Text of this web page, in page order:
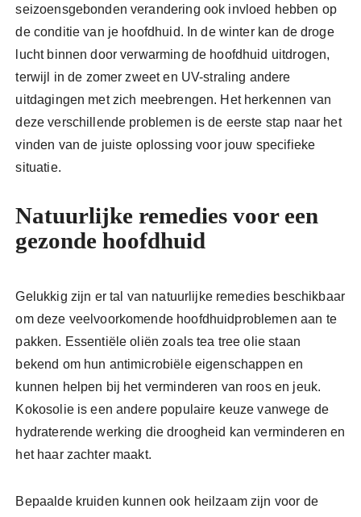
seizoensgebonden verandering ook invloed hebben op
de conditie van je hoofdhuid. In de winter kan de droge
lucht binnen door verwarming de hoofdhuid uitdrogen,
terwijl in de zomer zweet en UV-straling andere
uitdagingen met zich meebrengen. Het herkennen van
deze verschillende problemen is de eerste stap naar het
vinden van de juiste oplossing voor jouw specifieke
situatie.
Natuurlijke remedies voor een
gezonde hoofdhuid
Gelukkig zijn er tal van natuurlijke remedies beschikbaar
om deze veelvoorkomende hoofdhuidproblemen aan te
pakken. Essentiële oliën zoals tea tree olie staan
bekend om hun antimicrobiële eigenschappen en
kunnen helpen bij het verminderen van roos en jeuk.
Kokosolie is een andere populaire keuze vanwege de
hydraterende werking die droogheid kan verminderen en
het haar zachter maakt.
Bepaalde kruiden kunnen ook heilzaam zijn voor de